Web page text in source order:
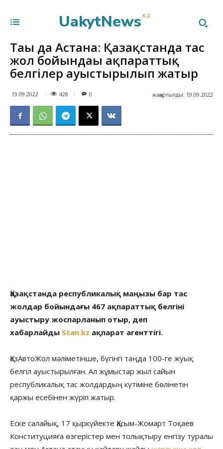
UakytNews KZ
Тағы да Астана: Қазақстанда тас
жол бойындағы ақпараттық
белгілер ауыстырылып жатыр
19.09.2022 428 жаңартылды: 19.09.2022
0
Қазақстанда республикалық маңызы бар тас
жолдар бойындағы 467 ақпараттық белгіні
ауыстыру жоспарланып отыр, деп
хабарлайды Stan.kz ақпарат агенттігі.
ҚазАвтоЖол мәліметінше, бүгінгі таңда 100-ге жуық
белгіл ауыстырылған. Ал жұмыстар жыл сайын
республикалық тас жолдардың күтіміне бөлінетін
қаржы есебінен жүріп жатыр.
Еске салайық, 17 қыркүйекте Қасым-Жомарт Тоқаев
Конституцияға өзгерістер мен толықтыру енгізу туралы